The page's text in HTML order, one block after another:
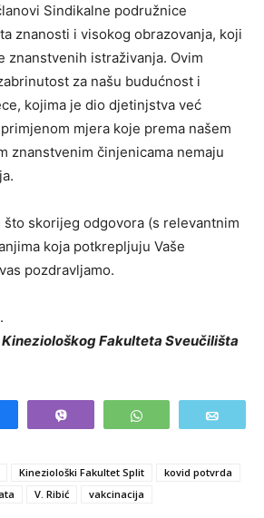
Sindikalne podružnice
znanosti i visokog obrazovanja, koji
znanstvenih istraživanja. Ovim
za našu budućnost i
kojima je dio djetinjstva već
mjera koje prema našem
znanstvenim činjenicama nemaju
što skorijeg odgovora (s relevantnim
koja potkrepljuju Vaše
pozdravljamo.
Fakulteta Sveučilišta
WhatsApp
Kineziološki Fakultet Split
kovid potvrda
V. Ribić vakcinacija